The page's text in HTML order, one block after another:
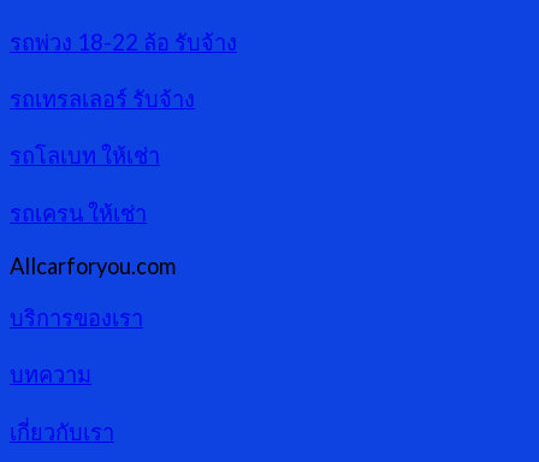
รถพ่วง 18-22 ล้อ รับจ้าง
รถเทรลเลอร์ รับจ้าง
รถโลเบท ให้เช่า
รถเครน ให้เช่า
Allcarforyou.com
บริการของเรา
บทความ
เกี่ยวกับเรา